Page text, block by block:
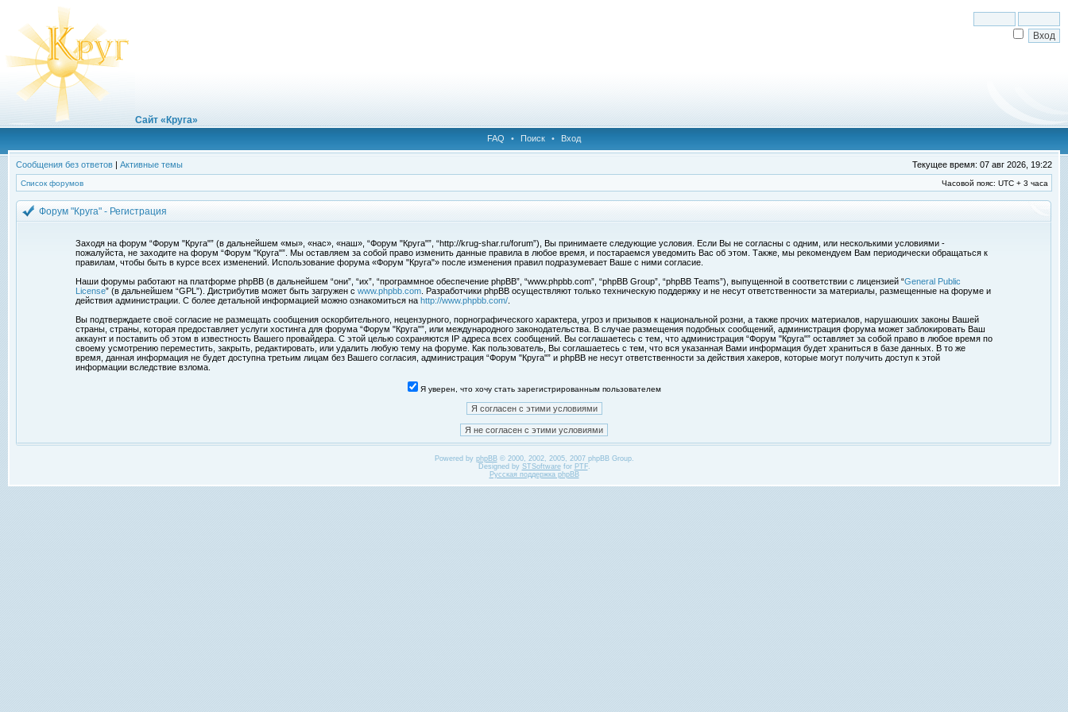
Сайт «Круга»
FAQ • Поиск • Вход
Сообщения без ответов | Активные темы Текущее время: 07 авг 2026, 19:22
Список форумов Часовой пояс: UTC + 3 часа
Форум "Круга" - Регистрация
Заходя на форум “Форум "Круга"” (в дальнейшем «мы», «нас», «наш», “Форум "Круга"”, “http://krug-shar.ru/forum”), Вы принимаете следующие условия. Если Вы не согласны с одним, или несколькими условиями -
пожалуйста, не заходите на форум “Форум "Круга"”. Мы оставляем за собой право изменить данные правила в любое время, и постараемся уведомить Вас об этом. Также, мы рекомендуем Вам периодически обращаться к
правилам, чтобы быть в курсе всех изменений. Использование форума «Форум "Круга"» после изменения правил подразумевает Ваше с ними согласие.
Наши форумы работают на платформе phpBB (в дальнейшем “они”, “их”, “программное обеспечение phpBB”, “www.phpbb.com”, “phpBB Group”, “phpBB Teams”), выпущенной в соответствии с лицензией “General Public
License” (в дальнейшем “GPL”). Дистрибутив может быть загружен с www.phpbb.com . Разработчики phpBB осуществляют только техническую поддержку и не несут ответственности за материалы, размещенные на форуме и
действия администрации. С более детальной информацией можно ознакомиться на http://www.phpbb.com/
Вы подтверждаете своё согласие не размещать сообщения оскорбительного, нецензурного, порнографического характера, угроз и призывов к национальной розни, а также прочих материалов, нарушаюших законы Вашей
страны, страны, которая предоставляет услуги хостинга для форума “Форум "Круга"”, или международного законодательства. В случае размещения подобных сообщений, администрация форума может заблокировать Ваш
аккаунт и поставить об этом в известность Вашего провайдера. С этой целью сохраняются IP адреса всех сообщений. Вы соглашаетесь с тем, что администрация “Форум "Круга"” оставляет за собой право в любое время по
своему усмотрению переместить, закрыть, редактировать, или удалить любую тему на форуме. Как пользователь, Вы соглашаетесь с тем, что вся указанная Вами информация будет храниться в базе данных. В то же
время, данная информация не будет доступна третьим лицам без Вашего согласия, администрация “Форум "Круга"” и phpBB не несут ответственности за действия хакеров, которые могут получить доступ к этой
информации вследствие взлома.
Я уверен, что хочу стать зарегистрированным пользователем
Powered by phpBB© 2000, 2002, 2005, 2007 phpBB Group.
Designed by STSoftwarefor PTF.
Русская поддержка phpBB